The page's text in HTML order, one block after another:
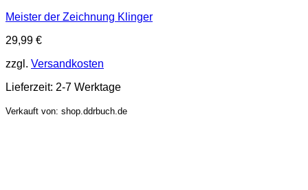
Meister der Zeichnung Klinger
29,99 €
zzgl. Versandkosten
Lieferzeit: 2-7 Werktage
Verkauft von: shop.ddrbuch.de